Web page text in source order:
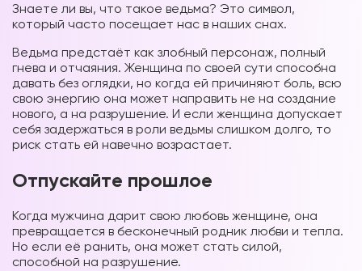
Знаете ли вы, что такое ведьма? Это символ,
который часто посещает нас в наших снах.
Ведьма предстаёт как злобный персонаж, полный
гнева и отчаяния. Женщина по своей сути способна
давать без оглядки, но когда ей причиняют боль, всю
свою энергию она может направить не на создание
нового, а на разрушение. И если женщина допускает
себя задержаться в роли ведьмы слишком долго, то
риск стать ей навечно возрастает.
Отпускайте прошлое
Когда мужчина дарит свою любовь женщине, она
превращается в бесконечный родник любви и тепла.
Но если её ранить, она может стать силой,
способной на разрушение.